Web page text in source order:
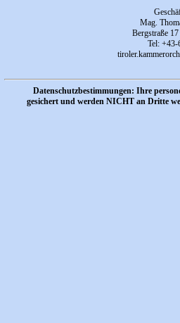
Mag.
Bergstraße
Tel: +43-
Datenschutzbestimmungen: Ihre
gesichert und werden NICHT an Dritte